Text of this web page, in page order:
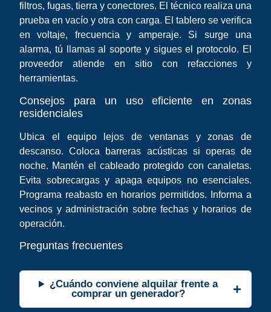
filtros, fugas, tierra y conectores. El técnico realiza una
prueba en vacío y otra con carga. El tablero se verifica
en voltaje, frecuencia y amperaje. Si surge una
alarma, tú llamas al soporte y sigues el protocolo. El
proveedor atiende en sitio con refacciones y
herramientas.
Consejos para un uso eficiente en zonas
residenciales
Ubica el equipo lejos de ventanas y zonas de
descanso. Coloca barreras acústicas si operas de
noche. Mantén el cableado protegido con canaletas.
Evita sobrecargas y apaga equipos no esenciales.
Programa reabasto en horarios permitidos. Informa a
vecinos y administración sobre fechas y horarios de
operación.
Preguntas frecuentes
¿Cuándo conviene alquilar frente a
comprar un generador?